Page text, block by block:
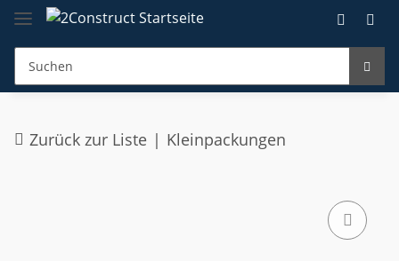
Zurück zur Liste Kleinpackungen